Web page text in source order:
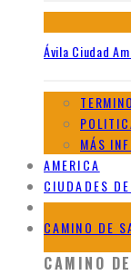
Ávila Ciudad
MÁS
AMERICA
CIUDADES
GALERIAS
CAMINO DE
CAMINO